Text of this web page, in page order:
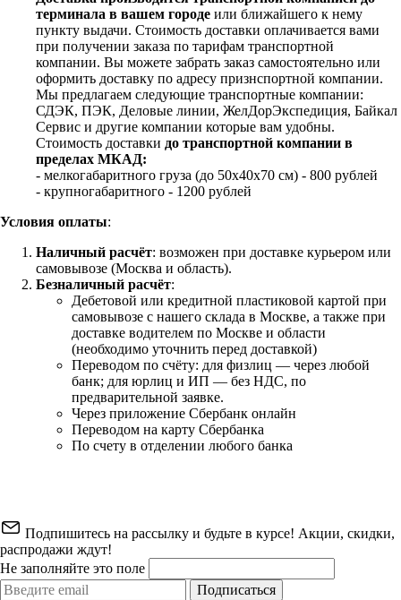
терминала в вашем городе или ближайшего к нему
пункту выдачи. Стоимость доставки оплачивается вами
при получении заказа по тарифам транспортной
компании. Вы можете забрать заказ самостоятельно или
оформить доставку по адресу признспортной компании.
Мы предлагаем следующие транспортные компании:
СДЭК, ПЭК, Деловые линии, ЖелДорЭкспедиция, Байкал
Сервис и другие компании которые вам удобны.
Стоимость доставки до транспортной компании в
пределах МКАД:
- мелкогабаритного груза (до 50х40х70 см) - 800 рублей
- крупногабаритного - 1200 рублей
Условия оплаты:
Наличный расчёт: возможен при доставке курьером или
самовывозе (Москва и область).
Безналичный расчёт:
Дебетовой или кредитной пластиковой картой при
самовывозе с нашего склада в Москве, а также при
доставке водителем по Москве и области
(необходимо уточнить перед доставкой)
Переводом по счёту: для физлиц — через любой
банк; для юрлиц и ИП — без НДС, по
предварительной заявке.
Через приложение Сбербанк онлайн
Переводом на карту Сбербанка
По счету в отделении любого банка
Подпишитесь на рассылку и будьте в курсе! Акции, скидки,
распродажи ждут!
Не заполняйте это поле
Подписаться